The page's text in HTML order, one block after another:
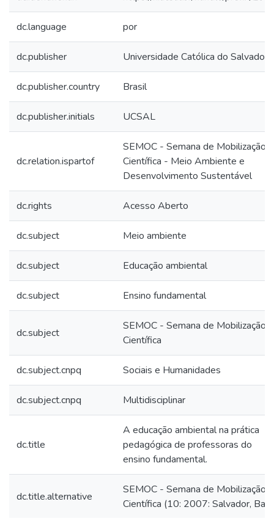
dc.language por
dc.publisher Universidade Católica do Salvador
dc.publisher.country Brasil
dc.publisher.initials UCSAL
dc.relation.ispartof
SEMOC - Semana de Mobilização
Científica - Meio Ambiente e
Desenvolvimento Sustentável
dc.rights Acesso Aberto
dc.subject Meio ambiente
dc.subject Educação ambiental
dc.subject Ensino fundamental
dc.subject
SEMOC - Semana de Mobilização
Científica
dc.subject.cnpq Sociais e Humanidades
dc.subject.cnpq Multidisciplinar
dc.title
A educação ambiental na prática
pedagógica de professoras do
ensino fundamental.
dc.title.alternative
SEMOC - Semana de Mobilização
Científica (10: 2007: Salvador, Ba)